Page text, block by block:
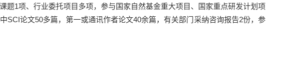
题1项、行业委托项目多项，参与国家自然基金重大项目、国家重点研发计划项
SCI论文50多篇，第一或通讯作者论文40余篇，有关部门采纳咨询报告2份，参